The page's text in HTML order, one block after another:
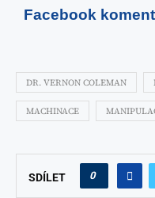
Facebook
DR. VERNON COLEMAN
MACHINACE
SDÍLET 0